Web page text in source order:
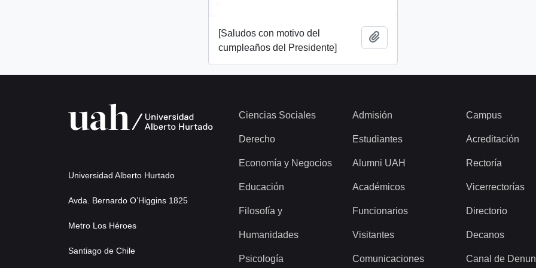
[Saludos con motivo del
cumpleaños del Presidente]
Universidad Alberto Hurtado
Avda. Bernardo O’Higgins 1825
Metro Los Héroes
Santiago de Chile
Ciencias Sociales
Derecho
Economía y Negocios
Educación
Filosofía y
Humanidades
Psicología
Admisión
Estudiantes
Alumni UAH
Académicos
Funcionarios
Visitantes
Comunicaciones
Campus
Acreditación
Rectoría
Vicerrectorías
Directorio
Decanos
Canal de